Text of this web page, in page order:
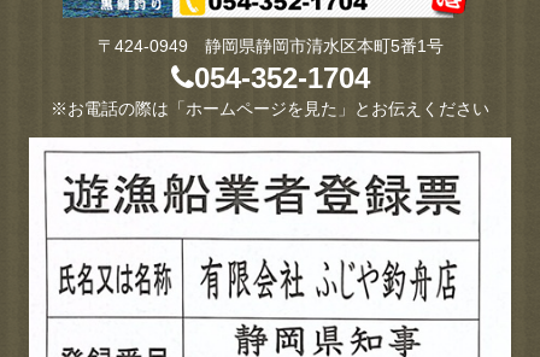
〒424-0949 静岡県静岡市清水区本町5番1号
054-352-1704
※お電話の際は「ホームページを見た」とお伝えください